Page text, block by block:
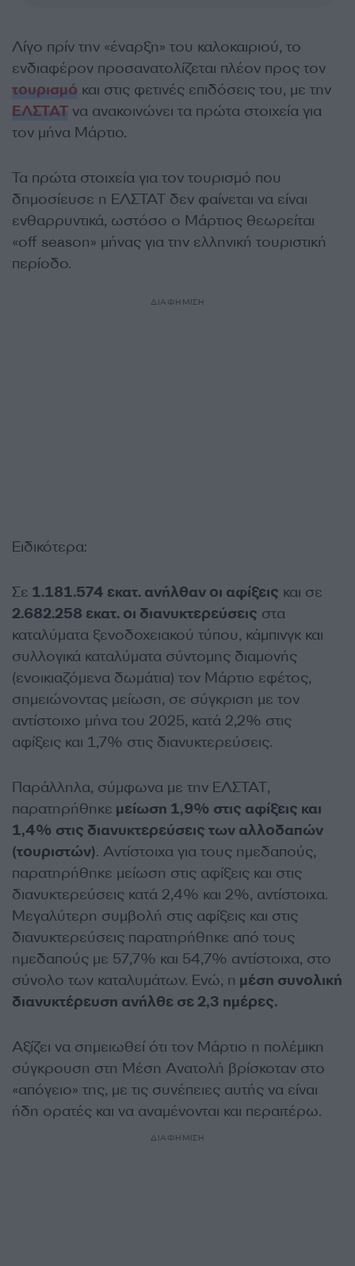
Λίγο πρίν την «έναρξη» του καλοκαιριού, το
ενδιαφέρον προσανατολίζεται πλέον προς τον
τουρισμό και στις φετινές επιδόσεις του, με την
ΕΛΣΤΑΤ να ανακοινώνει τα πρώτα στοιχεία για
τον μήνα Μάρτιο.
Τα πρώτα στοιχεία για τον τουρισμό που
δημοσίευσε η ΕΛΣΤΑΤ δεν φαίνεται να είναι
ενθαρρυντικά, ωστόσο ο Μάρτιος θεωρείται
«οff season» μήνας για την ελληνική τουριστική
περίοδο.
ΔΙΑΦΗΜΙΣΗ
Ειδικότερα:
Σε 1.181.574 εκατ. ανήλθαν οι αφίξεις και σε
2.682.258 εκατ. οι διανυκτερεύσεις στα
καταλύματα ξενοδοχειακού τύπου, κάμπινγκ και
συλλογικά καταλύματα σύντομης διαμονής
(ενοικιαζόμενα δωμάτια) τον Μάρτιο εφέτος,
σημειώνοντας μείωση, σε σύγκριση με τον
αντίστοιχο μήνα του 2025, κατά 2,2% στις
αφίξεις και 1,7% στις διανυκτερεύσεις.
Παράλληλα, σύμφωνα με την ΕΛΣΤΑΤ,
παρατηρήθηκε μείωση 1,9% στις αφίξεις και
1,4% στις διανυκτερεύσεις των αλλοδαπών
(τουριστών). Αντίστοιχα για τους ημεδαπούς,
παρατηρήθηκε μείωση στις αφίξεις και στις
διανυκτερεύσεις κατά 2,4% και 2%, αντίστοιχα.
Μεγαλύτερη συμβολή στις αφίξεις και στις
διανυκτερεύσεις παρατηρήθηκε από τους
ημεδαπούς με 57,7% και 54,7% αντίστοιχα, στο
σύνολο των καταλυμάτων. Ενώ, η μέση συνολική
διανυκτέρευση ανήλθε σε 2,3 ημέρες.
Αξίζει να σημειωθεί ότι τον Μάρτιο η πολέμικη
σύγκρουση στη Μέση Ανατολή βρίσκοταν στο
«απόγειο» της, με τις συνέπειες αυτής να είναι
ήδη ορατές και να αναμένονται και περαιτέρω.
ΔΙΑΦΗΜΙΣΗ